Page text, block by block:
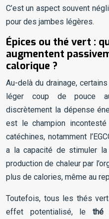
C’est un aspect souvent
pour des jambes légères.
Épices ou thé vert :
augmentent
calorique ?
Au-delà du drainage,
léger coup de pouce au
discrètement la dépense
est le champion
catéchines, notamment
a la capacité de stimuler la
production de chaleur par
plus de calories, même au
Toutefois, tous les thés
effet potentialisé, le thé